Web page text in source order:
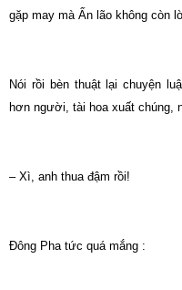
gặp may mà Ấn lão không còn
Nói rồi bèn thuật lại chuyện
hơn người, tài hoa xuất chúng,
– Xì, anh thua đậm rồi!
Đông Pha tức quá mắng :